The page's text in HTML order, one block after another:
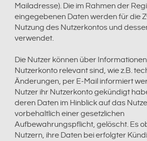
Mailadresse). Die im Rahmen der
eingegebenen Daten werden für die
Nutzung des Nutzerkontos und
verwendet.
Die Nutzer können über
Nutzerkonto relevant sind, wie z.B.
Änderungen, per E-Mail informiert
Nutzer ihr Nutzerkonto gekündigt
deren Daten im Hinblick auf das
vorbehaltlich einer gesetzlichen
Aufbewahrungspflicht, gelöscht. Es
Nutzern, ihre Daten bei erfolgter